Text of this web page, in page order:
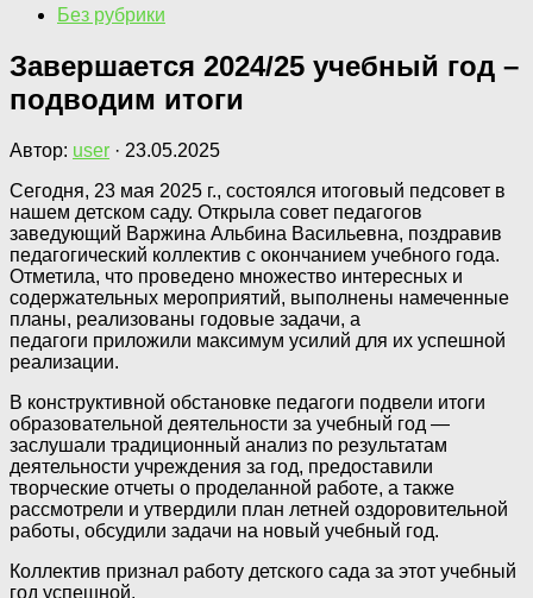
Без рубрики
Завершается 2024/25 учебный год –
подводим итоги
Автор: user · 23.05.2025
Сегодня, 23 мая 2025 г., состоялся итоговый педсовет в
нашем детском саду. Открыла совет педагогов
заведующий Варжина Альбина Васильевна, поздравив
педагогический коллектив с окончанием учебного года.
Отметила, что проведено множество интересных и
содержательных мероприятий, выполнены намеченные
планы, реализованы годовые задачи, а
педагоги приложили максимум усилий для их успешной
реализации.
В конструктивной обстановке педагоги подвели итоги
образовательной деятельности за учебный год —
заслушали традиционный анализ по результатам
деятельности учреждения за год, предоставили
творческие отчеты о проделанной работе, а также
рассмотрели и утвердили план летней оздоровительной
работы, обсудили задачи на новый учебный год.
Коллектив признал работу детского сада за этот учебный
год успешной.